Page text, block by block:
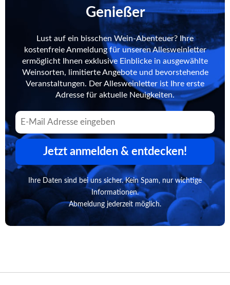
Genießer
Lust auf ein bisschen Wein-Abenteuer? Ihre
kostenfreie Anmeldung für unseren Allesweinletter
ermöglicht Ihnen exklusive Einblicke in ausgewählte
Weinsorten, limitierte Angebote und bevorstehende
Veranstaltungen. Der Allesweinletter ist Ihre erste
Adresse für aktuelle Neuigkeiten.
Jetzt anmelden & entdecken!
Ihre Daten sind bei uns sicher. Kein Spam, nur wichtige
Informationen.
Abmeldung jederzeit möglich.